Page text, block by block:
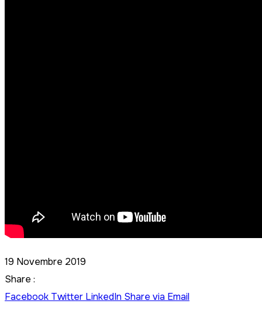
19 Novembre 2019
Share :
Facebook Twitter LinkedIn Share via Email